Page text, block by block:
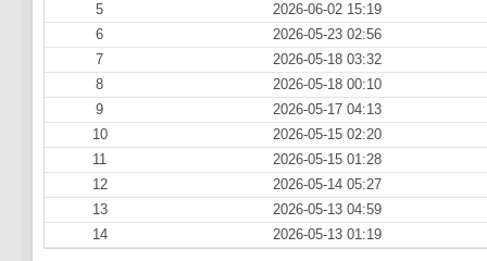
5
2026-06-02 15:19
6
2026-05-23 02:56
7
2026-05-18 03:32
8
2026-05-18 00:10
9
2026-05-17 04:13
10
2026-05-15 02:20
11
2026-05-15 01:28
12
2026-05-14 05:27
13
2026-05-13 04:59
14
2026-05-13 01:19